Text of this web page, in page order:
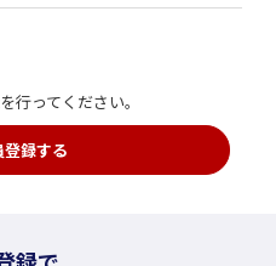
行ってください。
録する